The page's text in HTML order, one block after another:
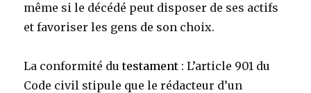
même si le décédé peut disposer de ses actifs
et favoriser les gens de son choix.
La conformité dutestament : L’article 901 du
Code civil stipule que le rédacteur d’un